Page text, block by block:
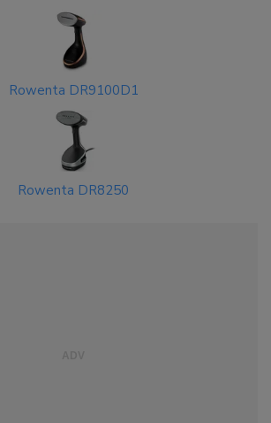
Rowenta DR9100D1
Rowenta DR8250